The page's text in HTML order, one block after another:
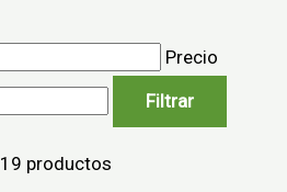
Precio
Filtrar
19 productos